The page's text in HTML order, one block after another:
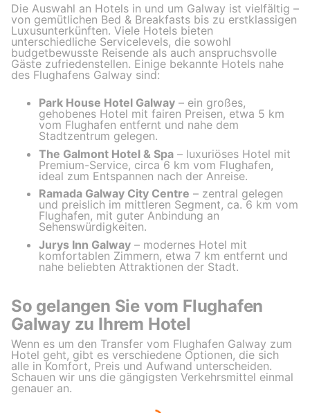
Die Auswahl an Hotels in und um Galway ist vielfältig –
von gemütlichen Bed & Breakfasts bis zu erstklassigen
Luxusunterkünften. Viele Hotels bieten
unterschiedliche Servicelevels, die sowohl
budgetbewusste Reisende als auch anspruchsvolle
Gäste zufriedenstellen. Einige bekannte Hotels nahe
des Flughafens Galway sind:
Park House Hotel Galway – ein großes,
gehobenes Hotel mit fairen Preisen, etwa 5 km
vom Flughafen entfernt und nahe dem
Stadtzentrum gelegen.
The Galmont Hotel & Spa – luxuriöses Hotel mit
Premium-Service, circa 6 km vom Flughafen,
ideal zum Entspannen nach der Anreise.
Ramada Galway City Centre – zentral gelegen
und preislich im mittleren Segment, ca. 6 km vom
Flughafen, mit guter Anbindung an
Sehenswürdigkeiten.
Jurys Inn Galway – modernes Hotel mit
komfortablen Zimmern, etwa 7 km entfernt und
nahe beliebten Attraktionen der Stadt.
So gelangen Sie vom Flughafen
Galway zu Ihrem Hotel
Wenn es um den Transfer vom Flughafen Galway zum
Hotel geht, gibt es verschiedene Optionen, die sich
alle in Komfort, Preis und Aufwand unterscheiden.
Schauen wir uns die gängigsten Verkehrsmittel einmal
genauer an.